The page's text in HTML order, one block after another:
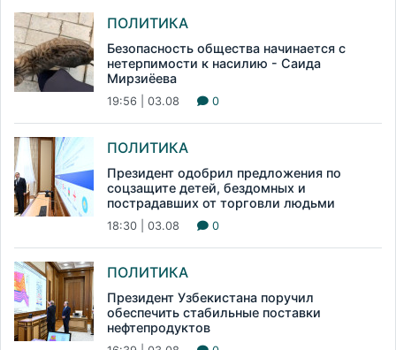
ПОЛИТИКА
Безопасность общества начинается с
нетерпимости к насилию - Саида
Мирзиёева
19:56 | 03.08 0
ПОЛИТИКА
Президент одобрил предложения по
соцзащите детей, бездомных и
пострадавших от торговли людьми
18:30 | 03.08 0
ПОЛИТИКА
Президент Узбекистана поручил
обеспечить стабильные поставки
нефтепродуктов